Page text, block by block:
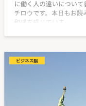
に働く人の違いについ
チロウです。本日もお
和感を感じていま
ビジネス脳